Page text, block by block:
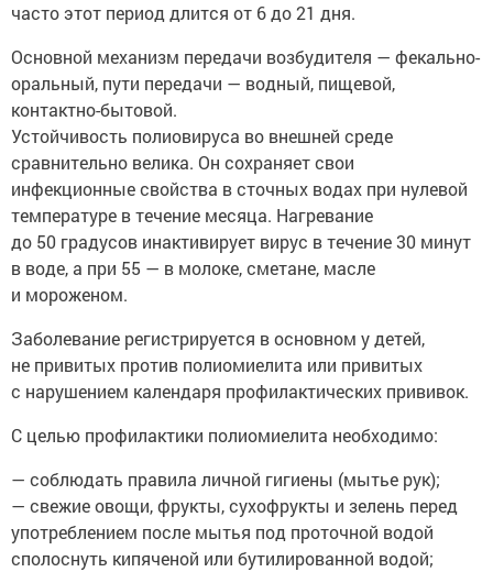
часто этот период длится от 6 до 21 дня.
Основной механизм передачи возбудителя — фекально-
оральный, пути передачи — водный, пищевой,
контактно-бытовой.
Устойчивость полиовируса во внешней среде
сравнительно велика. Он сохраняет свои
инфекционные свойства в сточных водах при нулевой
температуре в течение месяца. Нагревание
до 50 градусов инактивирует вирус в течение 30 минут
в воде, а при 55 — в молоке, сметане, масле
и мороженом.
Заболевание регистрируется в основном у детей,
не привитых против полиомиелита или привитых
с нарушением календаря профилактических прививок.
С целью профилактики полиомиелита необходимо:
— соблюдать правила личной гигиены (мытье рук);
— свежие овощи, фрукты, сухофрукты и зелень перед
употреблением после мытья под проточной водой
сполоснуть кипяченой или бутилированной водой;